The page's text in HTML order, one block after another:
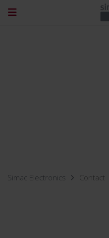
Simac Electronics Contact